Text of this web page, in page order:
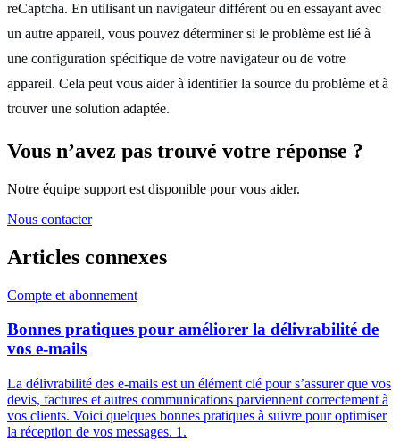
reCaptcha. En utilisant un navigateur différent ou en essayant avec
un autre appareil, vous pouvez déterminer si le problème est lié à
une configuration spécifique de votre navigateur ou de votre
appareil. Cela peut vous aider à identifier la source du problème et à
trouver une solution adaptée.
Vous n’avez pas trouvé votre réponse ?
Notre équipe support est disponible pour vous aider.
Nous contacter
Articles connexes
Compte et abonnement
Bonnes pratiques pour améliorer la délivrabilité de
vos e-mails
La délivrabilité des e-mails est un élément clé pour s’assurer que vos
devis, factures et autres communications parviennent correctement à
vos clients. Voici quelques bonnes pratiques à suivre pour optimiser
la réception de vos messages. 1.